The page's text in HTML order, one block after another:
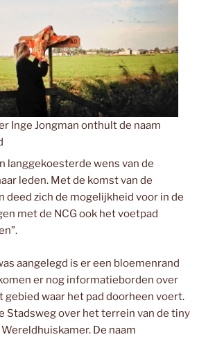
Inge Jongman onthult de naam
langgekoesterde wens van de
leden. Met de komst van de
deed zich de mogelijkheid voor in de
met de NCG ook het voetpad
aangelegd is er een bloemenrand
er nog informatieborden over
gebied waar het pad doorheen voert.
Stadsweg over het terrein van de tiny
De naam